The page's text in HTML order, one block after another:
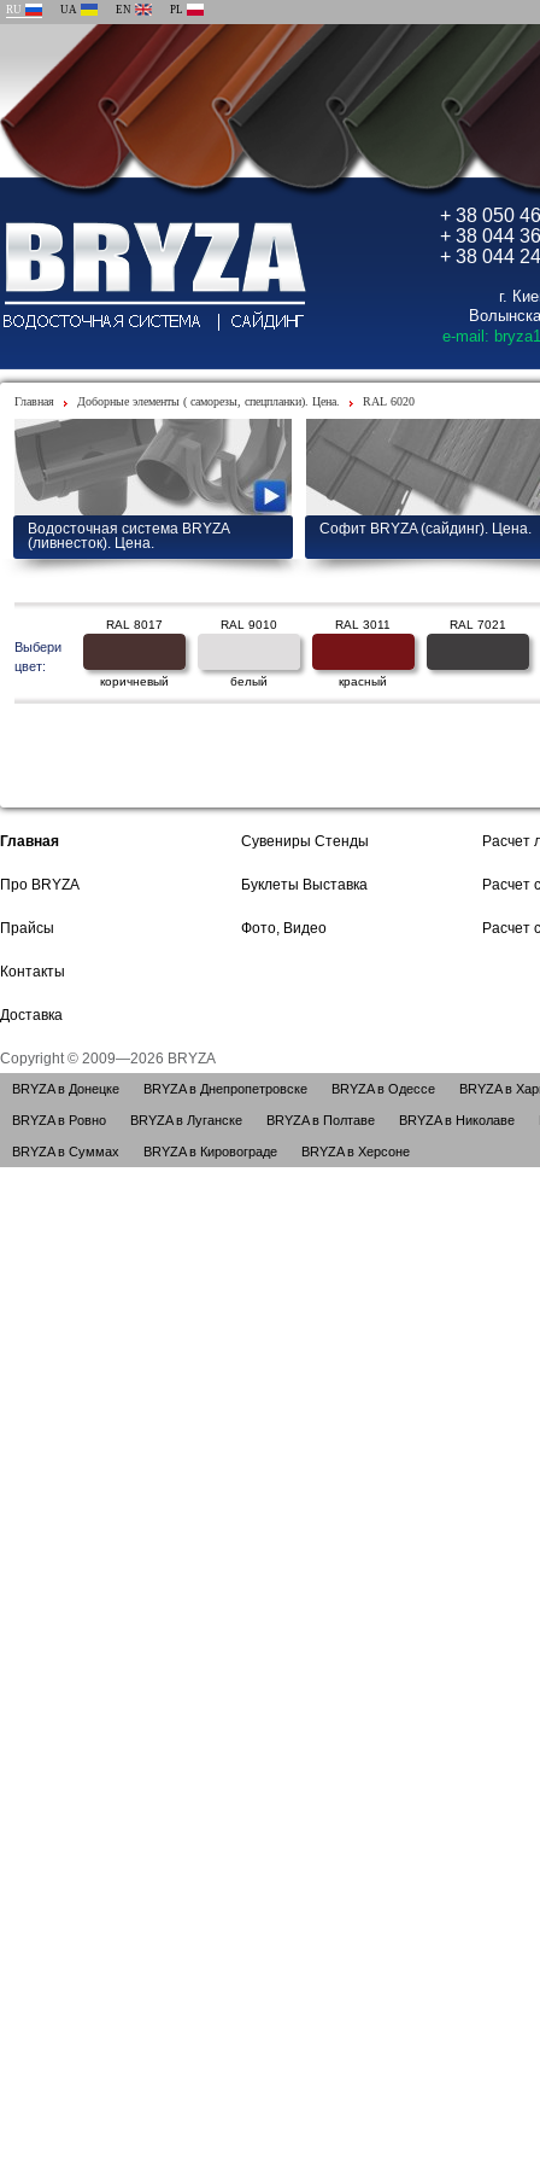
RU UA EN PL
+ 38 050
+ 38 044
+ 38 044
г.
e-mail:
Главная Доборные элементы ( саморезы, спецпланки). Цена. RAL 6020
Водосточная система BRYZA
(ливнесток). Цена.
Софит BRYZA (сайдинг). Цена.
Выбери
цвет:
RAL 8017
коричневый
RAL 9010
белый
RAL 3011
красный
RAL 7021
Главная
Про BRYZA
Прайсы
Контакты
Доставка
Сувениры Стенды
Буклеты Выставка
Фото, Видео
Расчет
Расчет
Расчет
Copyright © 2009—2026 BRYZA
BRYZA в Донецке BRYZA в Днепропетровске BRYZA в Одессе BRYZA в
BRYZA в Ровно BRYZA в Луганске BRYZA в Полтаве BRYZA в Николаве
BRYZA в Суммах BRYZA в Кировограде BRYZA в Херсоне